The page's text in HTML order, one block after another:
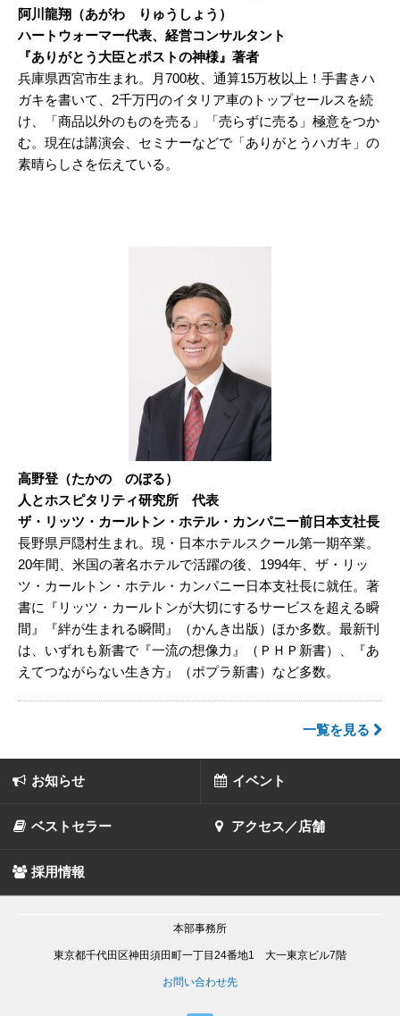
阿川龍翔（あがわ りゅうしょう）
ハートウォーマー代表、経営コンサルタント
『ありがとう大臣とポストの神様』著者
兵庫県西宮市生まれ。月700枚、通算15万枚以上！手書きハ
ガキを書いて、2千万円のイタリア車のトップセールスを続
け、「商品以外のものを売る」「売らずに売る」極意をつか
む。現在は講演会、セミナーなどで「ありがとうハガキ」の
素晴らしさを伝えている。
高野登（たかの のぼる）
人とホスピタリティ研究所 代表
ザ・リッツ・カールトン・ホテル・カンパニー前日本支社長
長野県戸隠村生まれ。現・日本ホテルスクール第一期卒業。
20年間、米国の著名ホテルで活躍の後、1994年、ザ・リッ
ツ・カールトン・ホテル・カンパニー日本支社長に就任。著
書に『リッツ・カールトンが大切にするサービスを超える瞬
間』『絆が生まれる瞬間』（かんき出版）ほか多数。最新刊
は、いずれも新書で『一流の想像力』（ＰＨＰ新書）、『あ
えてつながらない生き方』（ポプラ新書）など多数。
一覧を見る
お知らせ イベント
ベストセラー アクセス／店舗
採用情報
本部事務所
東京都千代田区神田須田町一丁目24番地1 大一東京ビル7階
お問い合わせ先